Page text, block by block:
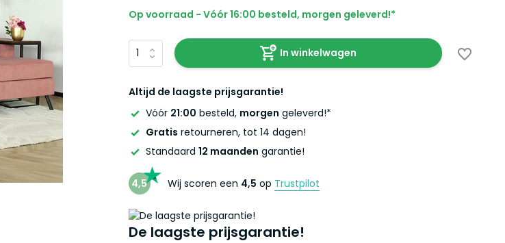
Op voorraad - Vóór 16:00 besteld, morgen geleverd!*
In winkelwagen
Altijd de laagste prijsgarantie!
Vóór 21:00 besteld, morgen geleverd!*
Gratis retourneren, tot 14 dagen!
Standaard 12 maanden garantie!
4,5 Wij scoren een 4,5 op Trustpilot
De laagste prijsgarantie!